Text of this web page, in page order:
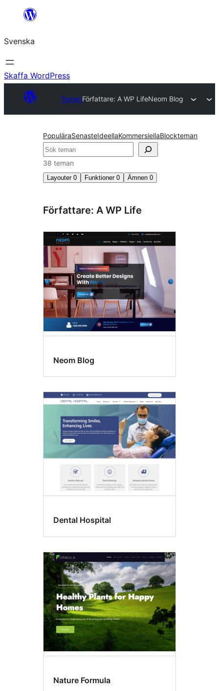
Hoppa
innehåll
Svenska
Skaffa WordPress
TemanFörfattare: A WP LifeNeom Blog
PopuläraSenasteIdeellaKommersiellaBlockteman
Sök
38 teman
Layouter 0 Funktioner 0 Ämnen 0
Författare: A WP Life
Neom Blog
Dental Hospital
Nature Formula